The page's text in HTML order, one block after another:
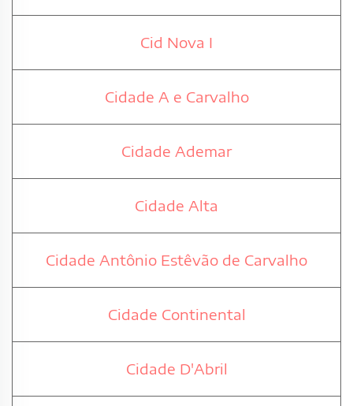
Cid Nova I
Cidade A e Carvalho
Cidade Ademar
Cidade Alta
Cidade Antônio Estêvão de Carvalho
Cidade Continental
Cidade D'Abril